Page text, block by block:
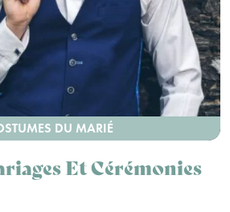
DU MARIÉ
Et Cérémonies